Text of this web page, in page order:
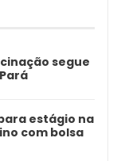
segue
estágio na
com bolsa